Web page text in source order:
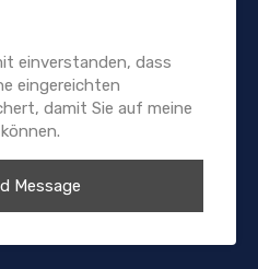
einverstanden, dass
eingereichten
damit Sie auf meine
Message